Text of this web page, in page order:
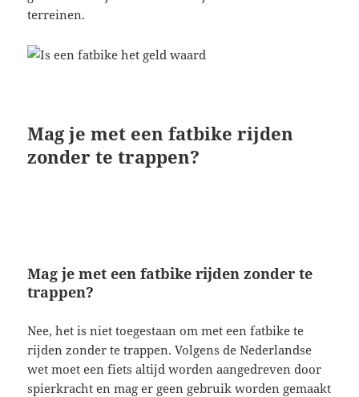
terreinen.
Mag je met een fatbike rijden
zonder te trappen?
Mag je met een fatbike rijden zonder te
trappen?
Nee, het is niet toegestaan om met een fatbike te
rijden zonder te trappen. Volgens de Nederlandse
wet moet een fiets altijd worden aangedreven door
spierkracht en mag er geen gebruik worden gemaakt